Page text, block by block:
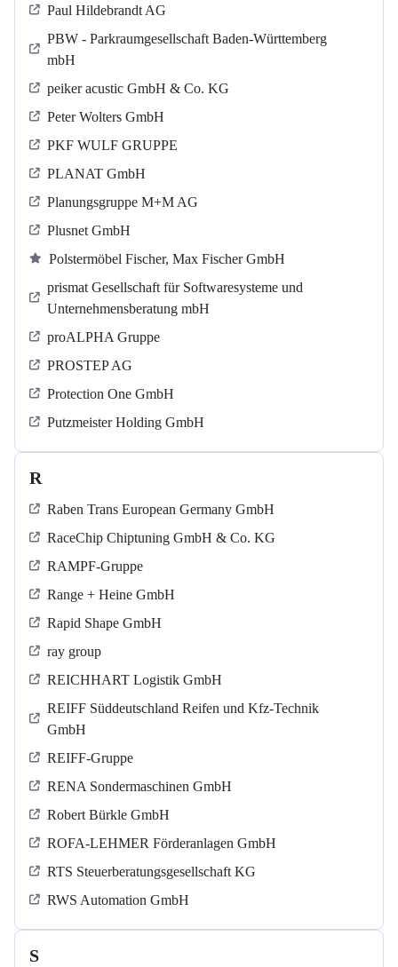
Paul Hildebrandt AG
PBW - Parkraumgesellschaft Baden-Württemberg
mbH
peiker acustic GmbH & Co. KG
Peter Wolters GmbH
PKF WULF GRUPPE
PLANAT GmbH
Planungsgruppe M+M AG
Plusnet GmbH
Polstermöbel Fischer, Max Fischer GmbH
prismat Gesellschaft für Softwaresysteme und
Unternehmensberatung mbH
proALPHA Gruppe
PROSTEP AG
Protection One GmbH
Putzmeister Holding GmbH
R
Raben Trans European Germany GmbH
RaceChip Chiptuning GmbH & Co. KG
RAMPF-Gruppe
Range + Heine GmbH
Rapid Shape GmbH
ray group
REICHHART Logistik GmbH
REIFF Süddeutschland Reifen und Kfz-Technik
GmbH
REIFF-Gruppe
RENA Sondermaschinen GmbH
Robert Bürkle GmbH
ROFA-LEHMER Förderanlagen GmbH
RTS Steuerberatungsgesellschaft KG
RWS Automation GmbH
S